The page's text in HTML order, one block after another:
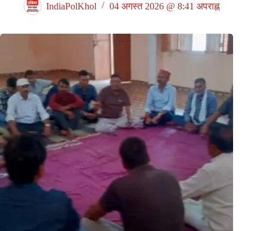
IndiaPolKhol 04 अगस्त 2026 @ 8:41 अपराह्न